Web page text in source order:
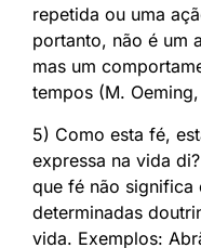
repetida ou uma
portanto, não é um
mas um
tempos (M.
5) Como esta fé,
expressa na vida
que fé não significa
determinadas
vida. Exemplos: